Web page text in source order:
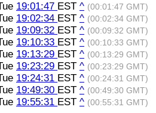
19:01:47 EST ^ (00:01:47 GMT)
19:02:34 EST ^ (00:02:34 GMT)
19:09:32 EST ^ (00:09:32 GMT)
19:10:33 EST ^ (00:10:33 GMT)
19:13:29 EST ^ (00:13:29 GMT)
19:23:29 EST ^ (00:23:29 GMT)
19:24:31 EST ^ (00:24:31 GMT)
19:49:30 EST ^ (00:49:30 GMT)
19:55:31 EST ^ (00:55:31 GMT)